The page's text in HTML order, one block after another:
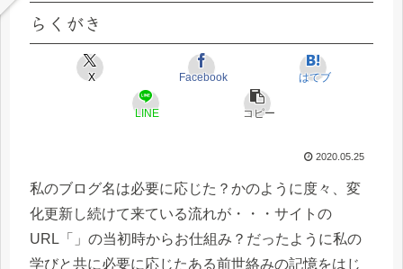
らくがき
X Facebook はてブ
LINE コピー
2020.05.25
私のブログ名は必要に応じた？かのように度々、変
化更新し続けて来ている流れが・・・サイトの
URL「」の当初時からお仕組み？だったように私の
学びと共に必要に応じたある前世絡みの記憶をはじ